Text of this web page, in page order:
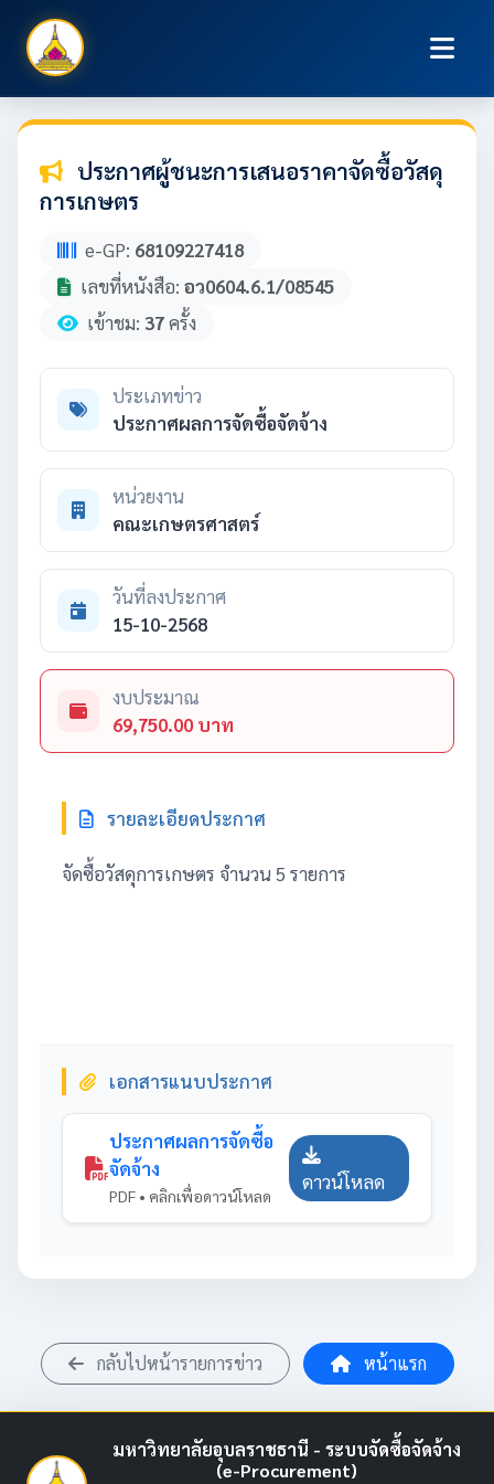
ประกาศผู้ชนะการเสนอราคาจัดซื้อวัสดุ
การเกษตร
e-GP: 68109227418
เลขที่หนังสือ: อว0604.6.1/08545
เข้าชม: 37ครั้ง
ประเภทข่าว
ประกาศผลการจัดซื้อจัดจ้าง
หน่วยงาน
คณะเกษตรศาสตร์
วันที่ลงประกาศ
15-10-2568
งบประมาณ
69,750.00 บาท
รายละเอียดประกาศ
จัดซื้อวัสดุการเกษตร จำนวน 5 รายการ
เอกสารแนบประกาศ
ประกาศผลการจัดซื้อ
จัดจ้าง
PDF • คลิกเพื่อดาวน์โหลด
ดาวน์โหลด
กลับไปหน้ารายการข่าว หน้าแรก
มหาวิทยาลัยอุบลราชธานี - ระบบจัดซื้อจัดจ้าง
(e-Procurement)